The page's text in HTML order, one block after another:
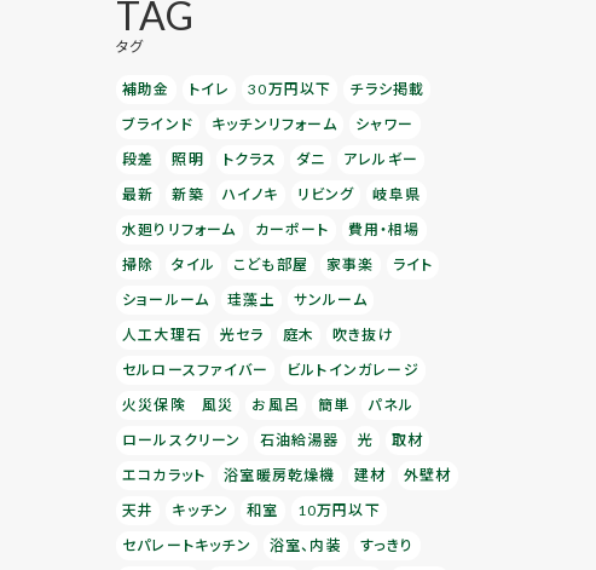
TAG
タグ
補助金 トイレ 30万円以下
チラシ掲載
ブラインド
キッチンリフォーム
シャワー
段差
照明 トクラス ダニ
アレルギー
最新
新築 ハイノキ リビング
岐阜県
水廻りリフォーム
カーポート
費用・相場
掃除
タイル こども部屋 家事楽
ライト
ショールーム
珪藻土
サンルーム
人工大理石
光セラ 庭木
吹き抜け
セルロースファイバー
ビルトインガレージ
火災保険 風災
お風呂 簡単
パネル
ロールスクリーン
石油給湯器 光
取材
エコカラット
浴室暖房乾燥機 建材
外壁材
天井
キッチン 和室
10万円以下
セパレートキッチン
浴室、内装
すっきり